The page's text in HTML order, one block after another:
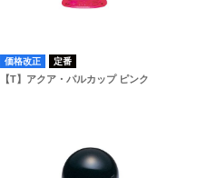
価格改正 定番
【T】アクア・パルカップ ピンク